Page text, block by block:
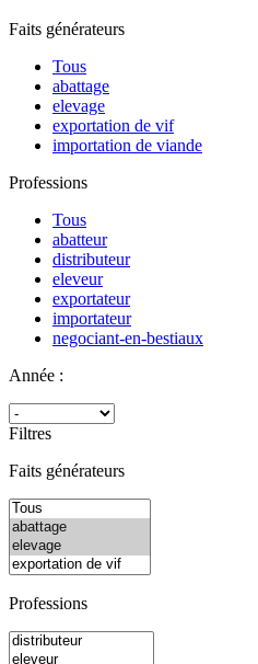
Faits générateurs
Tous
abattage
elevage
exportation de vif
importation de viande
Professions
Tous
abatteur
distributeur
eleveur
exportateur
importateur
negociant-en-bestiaux
Année :
Filtres
Faits générateurs
Professions